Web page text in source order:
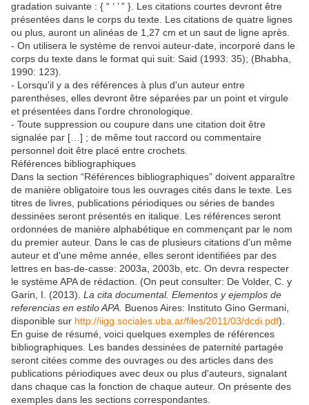
gradation suivante : { “ ‘ ’ ” }. Les citations courtes devront être
présentées dans le corps du texte. Les citations de quatre lignes
ou plus, auront un alinéas de 1,27 cm et un saut de ligne après.
- On utilisera le système de renvoi auteur-date, incorporé dans le
corps du texte dans le format qui suit: Said (1993: 35); (Bhabha,
1990: 123).
- Lorsqu'il y a des références à plus d'un auteur entre
parenthèses, elles devront être séparées par un point et virgule
et présentées dans l'ordre chronologique.
- Toute suppression ou coupure dans une citation doit être
signalée par […] ; de même tout raccord ou commentaire
personnel doit être placé entre crochets.
Références bibliographiques
Dans la section “Références bibliographiques” doivent apparaître
de manière obligatoire tous les ouvrages cités dans le texte. Les
titres de livres, publications périodiques ou séries de bandes
dessinées seront présentés en italique. Les références seront
ordonnées de manière alphabétique en commençant par le nom
du premier auteur. Dans le cas de plusieurs citations d'un même
auteur et d'une même année, elles seront identifiées par des
lettres en bas-de-casse: 2003a, 2003b, etc. On devra respecter
le système APA de rédaction. (On peut consulter: De Volder, C. y
Garin, I. (2013). La cita documental. Elementos y ejemplos de
referencias en estilo APA. Buenos Aires: Instituto Gino Germani,
disponible sur http://iigg.sociales.uba.ar/files/2011/03/dcdi.pdf).
En guise de résumé, voici quelques exemples de références
bibliographiques. Les bandes dessinées de paternité partagée
seront citées comme des ouvrages ou des articles dans des
publications périodiques avec deux ou plus d'auteurs, signalant
dans chaque cas la fonction de chaque auteur. On présente des
exemples dans les sections correspondantes.